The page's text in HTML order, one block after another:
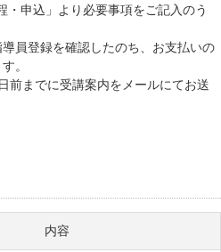
・申込」より必要事項をご記入のう
登録を確認したのち、お支払いの
。
前までに受講案内をメールにてお送
内容